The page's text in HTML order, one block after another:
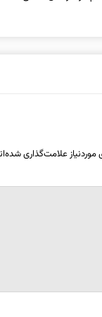
علامت‌گذاری